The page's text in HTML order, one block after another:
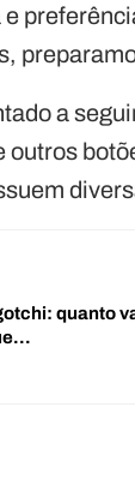
a
outros
quanto